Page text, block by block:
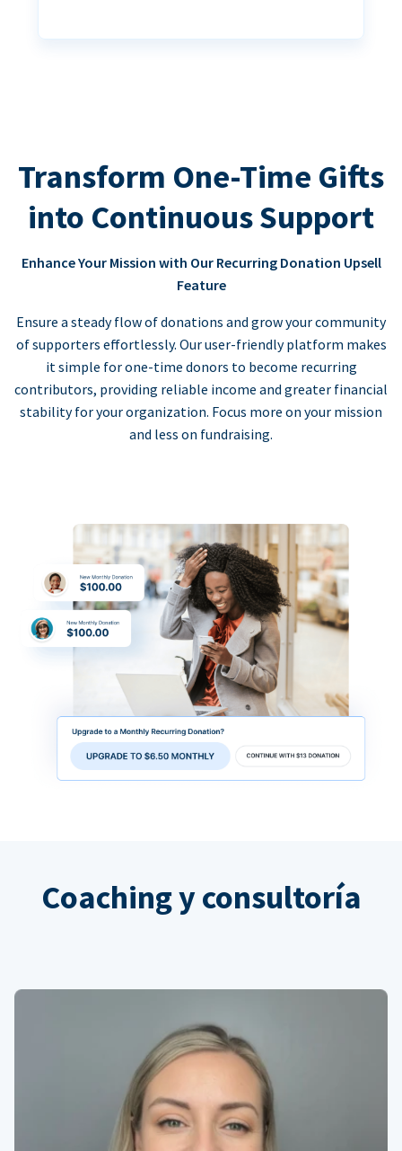
Transform One-Time Gifts
into Continuous Support
Enhance Your Mission with Our Recurring Donation Upsell
Feature
Ensure a steady flow of donations and grow your community
of supporters effortlessly. Our user-friendly platform makes
it simple for one-time donors to become recurring
contributors, providing reliable income and greater financial
stability for your organization. Focus more on your mission
and less on fundraising.
Coaching y consultoría